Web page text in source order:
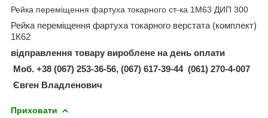
Рейка переміщення фартуха токарного ст-ка 1М63 ДИП 300
Рейка переміщення фартуха токарного верстата (комплект)
1К62
відправлення товару вироблене на день оплати
Моб. +38 (067) 253-36-56, (067) 617-39-44 (061) 270-4-007
Євген Владленович
Приховати